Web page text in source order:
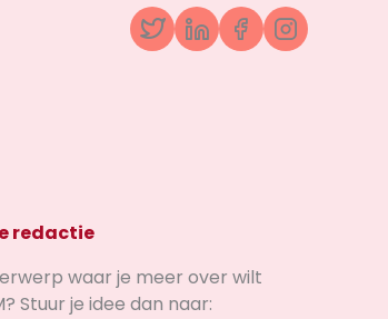
TwitterLinkedInFacebook
redactie
waar je meer over wilt
Stuur je idee dan naar: